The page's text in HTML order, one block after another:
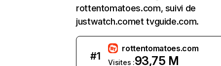
rottentomatoes.com, suivi de
justwatch.comet tvguide.com.
#1
rottentomatoes.com
Visites :93,75 M